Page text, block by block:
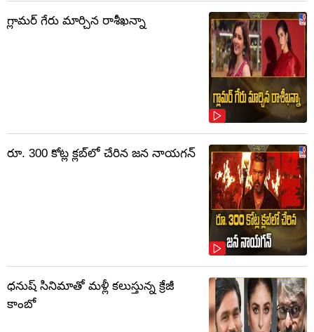
గ్లామర్ గేరు మార్చిన రాశీఖన్నా
రూ. 300 కోట్ల క్లబ్‌లో చేరిన జన నాయగన్
ధనుష్ సినిమాతో మళ్లీ కలుస్తున్న క్రేజీ
కాంబో